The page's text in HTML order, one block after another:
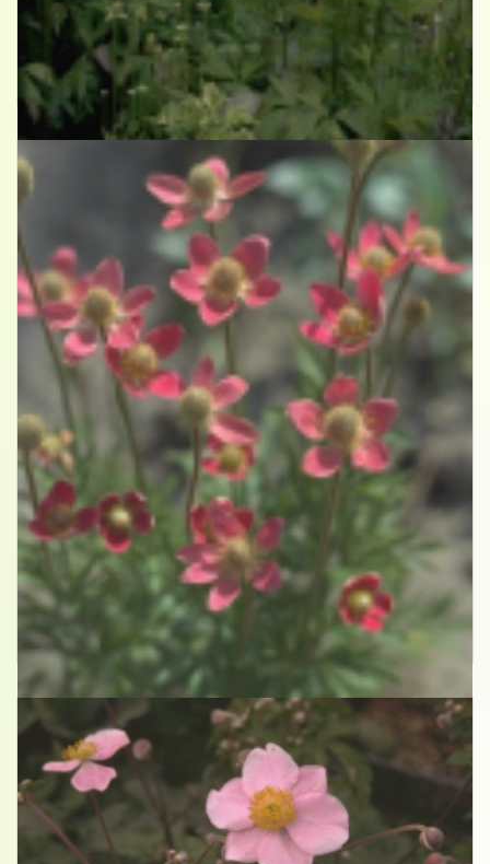
Anemoon
Anemone cylindrica
Anemoon
Anemone x lesseri